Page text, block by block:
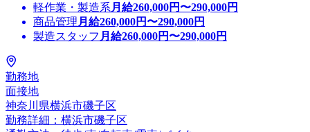
軽作業・製造系 月給260,000円〜290,000円
商品管理 月給260,000円〜290,000円
製造スタッフ 月給260,000円〜290,000円
勤務地
面接地
神奈川県横浜市磯子区
勤務詳細：横浜市磯子区